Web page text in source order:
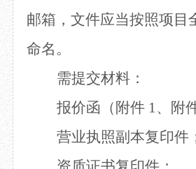
邮箱，文件应当按照项目
命名。
需提交材料：
报价函（附件 1、附
营业执照副本复印件